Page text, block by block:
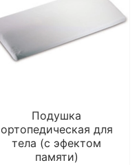
Подушка
ортопедическая для
тела (с эфектом
памяти)